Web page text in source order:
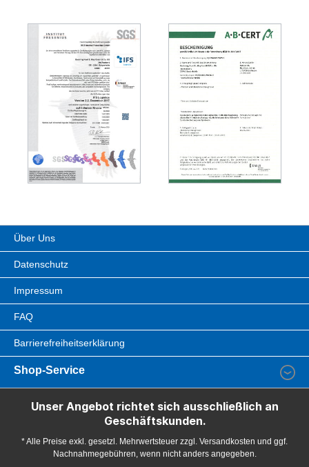
Über Uns
Datenschutz
Impressum
FAQ
Barrierefreiheitserklärung
Shop-Service
Unser Angebot richtet sich ausschließlich an
Geschäftskunden.
* Alle Preise exkl. gesetzl. Mehrwertsteuer zzgl. Versandkosten und ggf.
Nachnahmegebühren, wenn nicht anders angegeben.